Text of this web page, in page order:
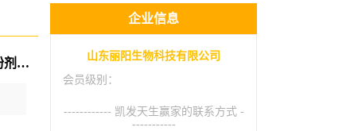
厂家直供聚谷氨酸原料肥料添加48%0含量粉剂发酵液
企业信息
山东丽阳生物科技有限公司
会员级别：
------------ 凯发天生赢家的联系方式 -
-----------